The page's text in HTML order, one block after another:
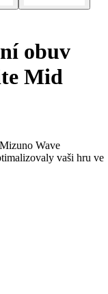
obuv
Mid
Wave
vaši hru ve